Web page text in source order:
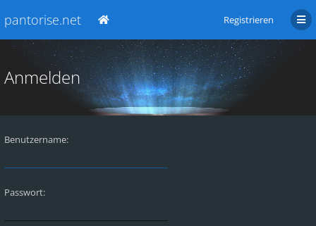
pantorise.net Registrieren
Anmelden
Benutzername:
Passwort: